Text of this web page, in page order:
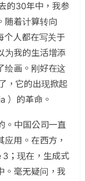
的30年中，我参
随着计算转向
个人都在写关于
为我的生活增添
绘画。刚好在这
，它的出现掀起
）的革命。
。中国公司一直
用。在西方，
；现在，生成式
。毫无疑问，我